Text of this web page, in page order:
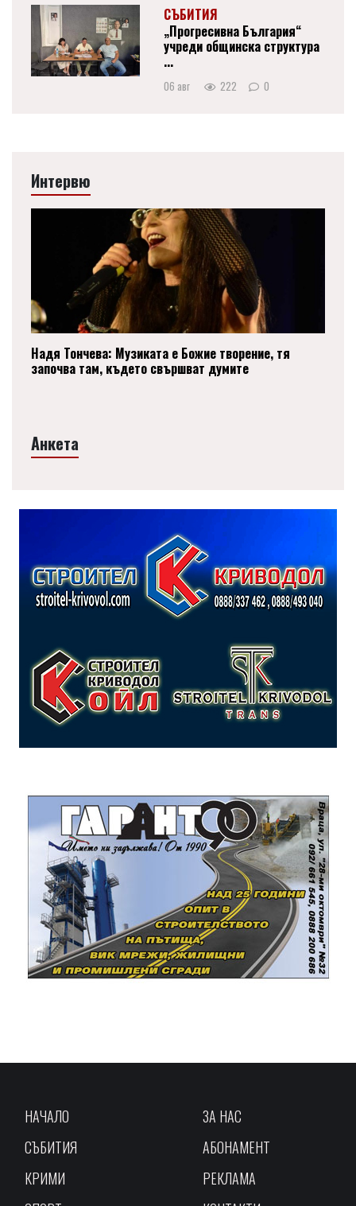
СЪБИТИЯ
„Прогресивна България“
учреди общинска структура
...
06 авг 222 0
Интервю
Надя Тончева: Музиката е Божие творение, тя
започва там, където свършват думите
Анкета
НАЧАЛО
СЪБИТИЯ
КРИМИ
ЗА НАС
АБОНАМЕНТ
РЕКЛАМА